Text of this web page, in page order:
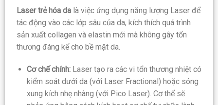
Laser trẻ hóa da là việc ứng dụng năng lượng Laser để
tác động vào các lớp sâu của da, kích thích quá trình
sản xuất collagen và elastin mới mà không gây tổn
thương đáng kể cho bề mặt da.
Cơ chế chính:Laser tạo ra các vi tổn thương nhiệt có
kiểm soát dưới da (với Laser Fractional) hoặc sóng
xung kích nhẹ nhàng (với Pico Laser). Cơ thể sẽ